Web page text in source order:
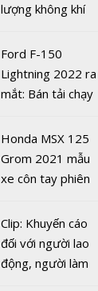
10 đồ gia dụng
Mijia đáng mua
năm 2026
LocknLock ra mắt
máy triệt lông
lượng không khí
19
Ford F-150
Lightning 2022 ra
mắt: Bán tải chạy
chưa đến 40 nghìn
USD
Honda MSX 125
Grom 2021 mẫu
xe côn tay phiên
Clip: Khuyến cáo
đối với người lao
động, người làm